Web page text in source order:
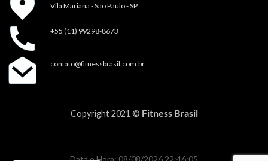
Vila Mariana - São Paulo - SP
+55 (11) 99298-8673
contato@fitnessbrasil.com.br
Copyright 2021 © Fitness Brasil
Data e Hora: 08/08/2026 22:46:05